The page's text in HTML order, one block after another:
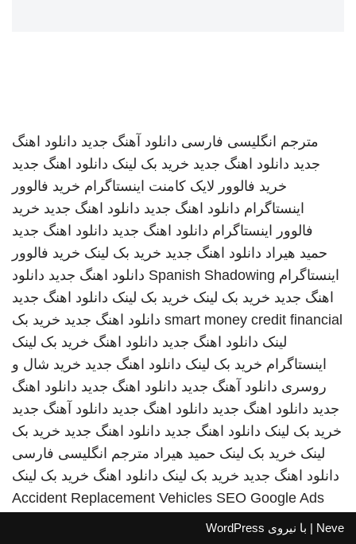
مترجم انگلیسی فارسی دانلود آهنگ جدید دانلود اهنگ
جدید دانلود اهنگ جدید خرید بک لینک دانلود اهنگ جدید
خرید فالوور لایک کامنت اینستاگرام خرید فالوور
اینستاگرام دانلود اهنگ جدید دانلود اهنگ جدید خرید
فالوور اینستاگرام دانلود اهنگ جدید دانلود اهنگ جدید
حمید هیراد دانلود اهنگ جدید خرید بک لینک خرید فالوور
اینستاگرام Spanish Shadowing دانلود اهنگ جدید دانلود
اهنگ جدید خرید بک لینک خرید بک لینک دانلود اهنگ جدید
smart money credit financial دانلود اهنگ جدید خرید بک
لینک دانلود اهنگ جدید دانلود اهنگ خرید بک لینک
اینستاگرام خرید بک لینک دانلود اهنگ جدید خرید شال و
روسری دانلود آهنگ جدید دانلود اهنگ جدید دانلود اهنگ
جدید دانلود اهنگ جدید دانلود اهنگ جدید دانلود آهنگ جدید
خرید بک لینک دانلود اهنگ جدید دانلود اهنگ جدید خرید بک
لینک خرید بک لینک حمید هیراد مترجم انگلیسی فارسی
دانلود اهنگ جدید خرید بک لینک دانلود اهنگ خرید بک لینک
Accident Replacement Vehicles SEO Google Ads
Neve | با نیروی WordPress